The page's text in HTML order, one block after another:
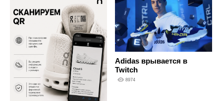
Adidas врывается в
Twitch
8974